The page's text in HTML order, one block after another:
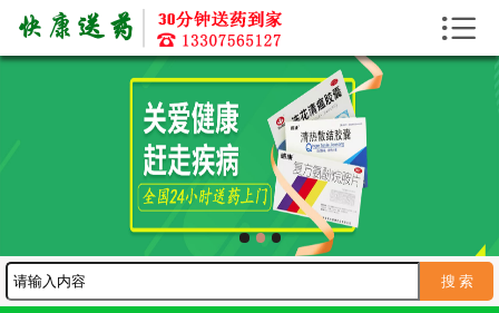
送药上门
送药资讯
寻医问药
护工服务
